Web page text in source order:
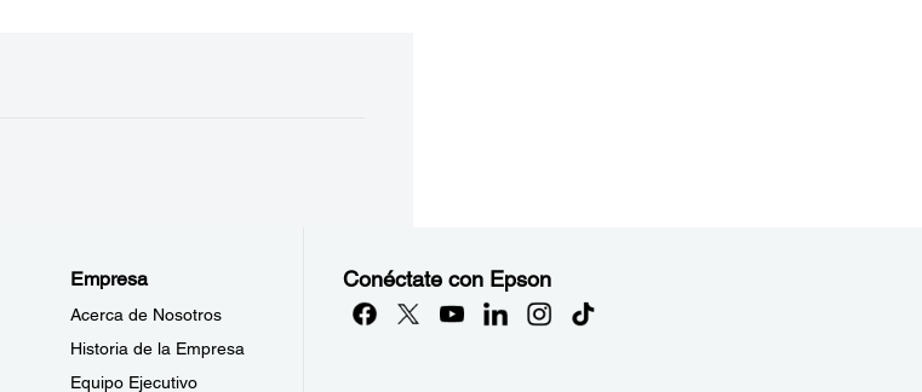
Empresa
Acerca de Nosotros
Historia de la Empresa
Equipo Ejecutivo
Conéctate con Epson